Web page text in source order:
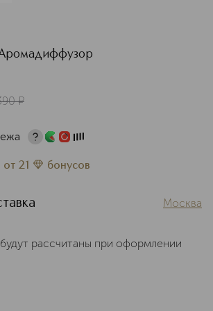
¤
от 21 бонусов
Москва
рассчитаны при оформлении